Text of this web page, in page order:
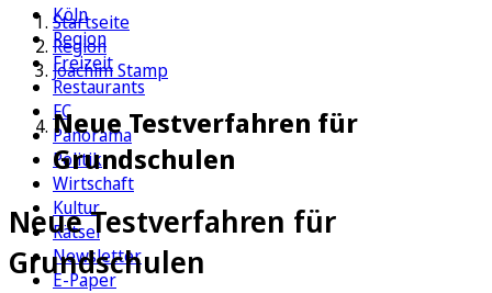
Köln
Region
Freizeit
Restaurants
FC
Panorama
Politik
Wirtschaft
Kultur
Rätsel
Newsletter
E-Paper
Startseite
Region
Joachim Stamp
Neue Testverfahren für
Grundschulen
Neue Testverfahren für
Grundschulen